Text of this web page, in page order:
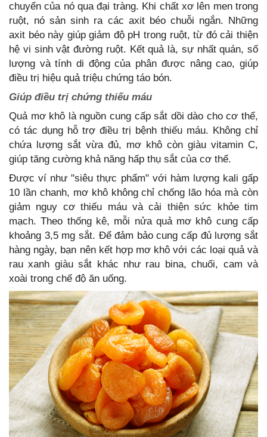
chuyển của nó qua đại tràng. Khi chất xơ lên men trong
ruột, nó sản sinh ra các axit béo chuỗi ngắn. Những
axit béo này giúp giảm độ pH trong ruột, từ đó cải thiện
hệ vi sinh vật đường ruột. Kết quả là, sự nhất quán, số
lượng và tính di động của phân được nâng cao, giúp
điều trị hiệu quả triệu chứng táo bón.
Giúp điều trị chứng thiếu máu
Quả mơ khô là nguồn cung cấp sắt dồi dào cho cơ thể,
có tác dụng hỗ trợ điều trị bệnh thiếu máu. Không chỉ
chứa lượng sắt vừa đủ, mơ khô còn giàu vitamin C,
giúp tăng cường khả năng hấp thụ sắt của cơ thể.
Được ví như "siêu thực phẩm" với hàm lượng kali gấp
10 lần chanh, mơ khô không chỉ chống lão hóa mà còn
giảm nguy cơ thiếu máu và cải thiện sức khỏe tim
mạch. Theo thống kê, mỗi nửa quả mơ khô cung cấp
khoảng 3,5 mg sắt. Để đảm bảo cung cấp đủ lượng sắt
hàng ngày, bạn nên kết hợp mơ khô với các loại quả và
rau xanh giàu sắt khác như rau bina, chuối, cam và
xoài trong chế độ ăn uống.